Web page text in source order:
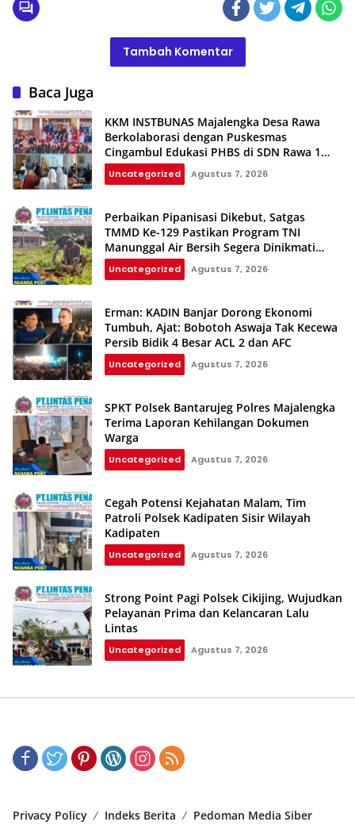
Tambah Komentar
Baca Juga
KKM INSTBUNAS Majalengka Desa Rawa
Berkolaborasi dengan Puskesmas
Cingambul Edukasi PHBS di SDN Rawa 1
dan SDN Rawa 3
Uncategorized Agustus 7, 2026
Perbaikan Pipanisasi Dikebut, Satgas
TMMD Ke-129 Pastikan Program TNI
Manunggal Air Bersih Segera Dinikmati
Warga Kampung Sesor
Uncategorized Agustus 7, 2026
Erman: KADIN Banjar Dorong Ekonomi
Tumbuh, Ajat: Bobotoh Aswaja Tak Kecewa
Persib Bidik 4 Besar ACL 2 dan AFC
Uncategorized Agustus 7, 2026
SPKT Polsek Bantarujeg Polres Majalengka
Terima Laporan Kehilangan Dokumen
Warga
Uncategorized Agustus 7, 2026
Cegah Potensi Kejahatan Malam, Tim
Patroli Polsek Kadipaten Sisir Wilayah
Kadipaten
Uncategorized Agustus 7, 2026
Strong Point Pagi Polsek Cikijing, Wujudkan
Pelayanan Prima dan Kelancaran Lalu
Lintas
Uncategorized Agustus 7, 2026
Privacy Policy Indeks Berita
Pedoman Media Siber